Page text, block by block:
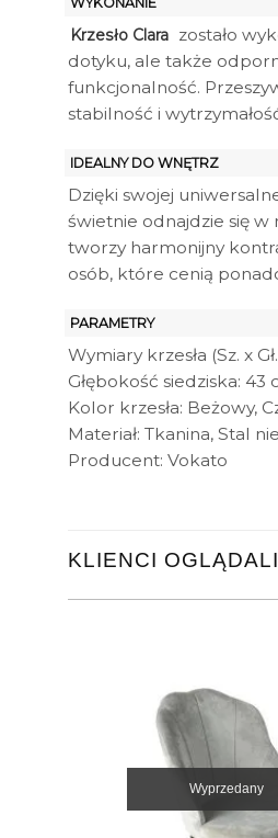
Krzesło Clara zostało
dotyku, ale także
funkcjonalność.
stabilność i
IDEALNY DO WNĘTRZ
Dzięki swojej
świetnie odnajdzie się w
tworzy harmonijny
osób, które cenią
PARAMETRY
Wymiary krzesła (Sz. x
Głębokość siedziska: 43
Kolor krzesła: Beżowy,
Materiał: Tkanina, Stal
Producent: Vokato
KLIENCI
Wyprzedany